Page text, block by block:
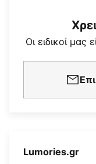
Οι ειδικοί μας
Lumories.gr